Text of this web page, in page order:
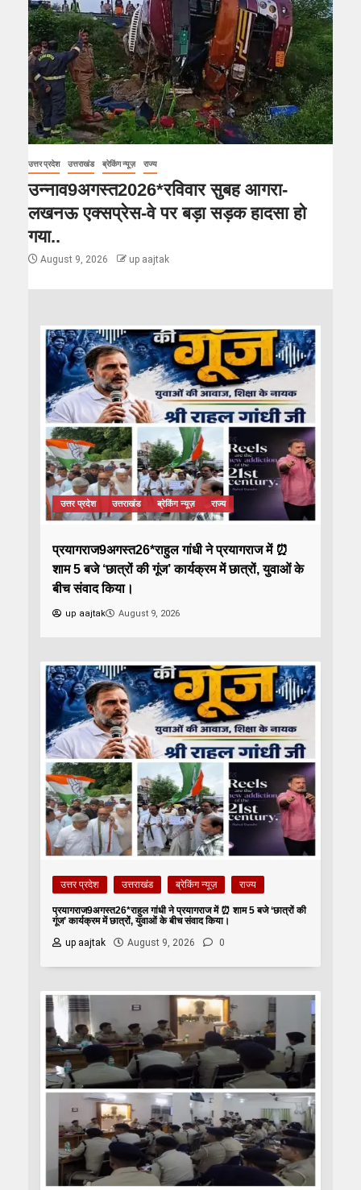
उत्तर प्रदेश उत्तराखंड ब्रेकिंग न्यूज़ राज्य
उन्नाव9अगस्त2026*रविवार सुबह आगरा-
लखनऊ एक्सप्रेस-वे पर बड़ा सड़क हादसा हो
गया..
August 9, 2026 up aajtak
उत्तर प्रदेश उत्तराखंड ब्रेकिंग न्यूज़ राज्य
प्रयागराज9अगस्त26*राहुल गांधी ने प्रयागराज में ⏰
शाम 5 बजे ‘छात्रों की गूंज’ कार्यक्रम में छात्रों, युवाओं के
बीच संवाद किया।
up aajtak August 9, 2026
उत्तर प्रदेश उत्तराखंड ब्रेकिंग न्यूज़ राज्य
प्रयागराज9अगस्त26*राहुल गांधी ने प्रयागराज में ⏰ शाम 5 बजे ‘छात्रों की
गूंज’ कार्यक्रम में छात्रों, युवाओं के बीच संवाद किया।
up aajtak
August 9, 2026 0